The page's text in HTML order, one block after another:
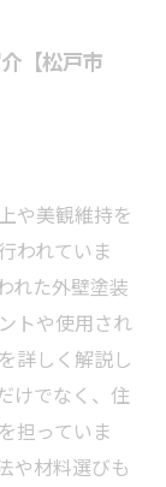
【松戸市
や美観維持を
われていま
れた外壁塗装
トや使用され
詳しく解説し
けでなく、住
担っていま
や材料選びも